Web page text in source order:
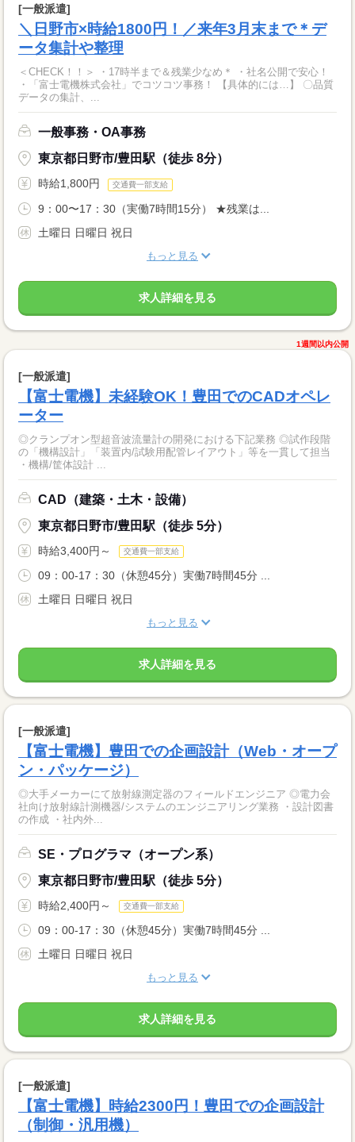
[一般派遣]
＼日野市×時給1800円！／来年3月末まで＊デ
ータ集計や整理
＜CHECK！！＞ ・17時半まで＆残業少なめ＊ ・社名公開で安心！
・「富士電機株式会社」でコツコツ事務！ 【具体的には…】 〇品質
データの集計、...
一般事務・OA事務
東京都日野市/豊田駅（徒歩 8分）
時給1,800円 交通費一部支給
9：00〜17：30（実働7時間15分） ★残業は...
土曜日 日曜日 祝日
もっと見る
求人詳細を見る
1週間以内公開
[一般派遣]
【富士電機】未経験OK！豊田でのCADオペレ
ーター
◎クランプオン型超音波流量計の開発における下記業務 ◎試作段階
の「機構設計」「装置内/試験用配管レイアウト」等を一貫して担当
・機構/筐体設計 ...
CAD（建築・土木・設備）
東京都日野市/豊田駅（徒歩 5分）
時給3,400円～ 交通費一部支給
09：00-17：30（休憩45分）実働7時間45分 ...
土曜日 日曜日 祝日
もっと見る
求人詳細を見る
[一般派遣]
【富士電機】豊田での企画設計（Web・オープ
ン・パッケージ）
◎大手メーカーにて放射線測定器のフィールドエンジニア ◎電力会
社向け放射線計測機器/システムのエンジニアリング業務 ・設計図書
の作成 ・社内外...
SE・プログラマ（オープン系）
東京都日野市/豊田駅（徒歩 5分）
時給2,400円～ 交通費一部支給
09：00-17：30（休憩45分）実働7時間45分 ...
土曜日 日曜日 祝日
もっと見る
求人詳細を見る
[一般派遣]
【富士電機】時給2300円！豊田での企画設計
（制御・汎用機）